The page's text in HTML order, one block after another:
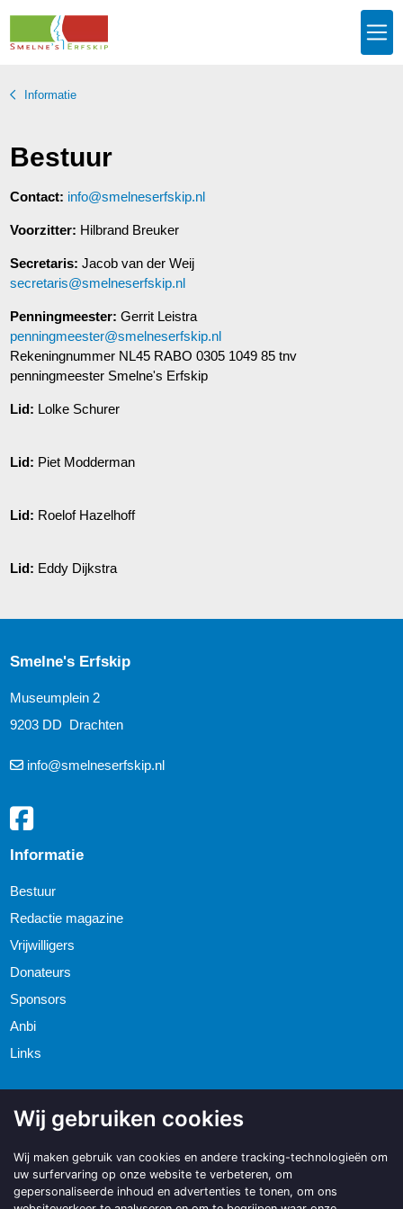
Wij gebruiken cookies
Wij maken gebruik van cookies en andere tracking-technologieën om
uw surfervaring op onze website te verbeteren, om
gepersonaliseerde inhoud en advertenties te tonen, om ons
Informatie
Bestuur
Contact: info@smelneserfskip.nl
Voorzitter: Hilbrand Breuker
Secretaris: Jacob van der Weij
secretaris@smelneserfskip.nl
Penningmeester: Gerrit Leistra
penningmeester@smelneserfskip.nl
Rekeningnummer NL45 RABO 0305 1049 85 tnv
penningmeester Smelne's Erfskip
Lid: Lolke Schurer
Lid: Piet Modderman
Lid: Roelof Hazelhoff
Lid: Eddy Dijkstra
Smelne's Erfskip
Museumplein 2
9203 DD Drachten
info@smelneserfskip.nl
Informatie
Bestuur
Redactie magazine
Vrijwilligers
Donateurs
Sponsors
Anbi
Links